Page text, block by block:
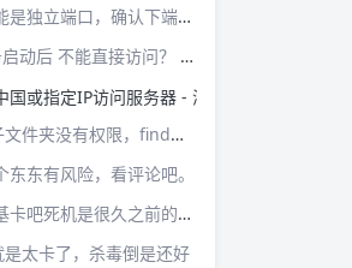
下端口吧。或者查看下容器详情的日志，再对一遍设置，不行就重新来过。
不能直接访问？ 是网络配置问题还是因为没有aria2？
权限，find就会终止，有没有处理办法？
东东有风险，看评论吧。
的事了，现在不会，用Free版，基本上感觉不到他的存在，只有默默守护。
是太卡了，杀毒倒是还好